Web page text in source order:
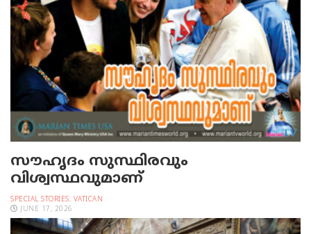
സൗഹൃദം സുസ്ഥിരവും
വിശ്വസ്ഥവുമാണ്
SPECIAL STORIES, VATICAN
JUNE 17, 2026